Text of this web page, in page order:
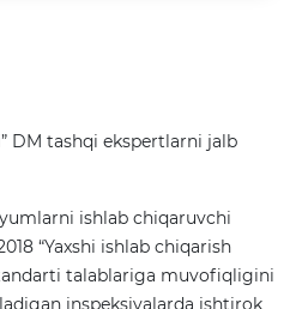
DM tashqi ekspertlarni jalb
ishlab chiqaruvchi
“Yaxshi ishlab chiqarish
talablariga muvofiqligini
inspeksiyalarda ishtirok